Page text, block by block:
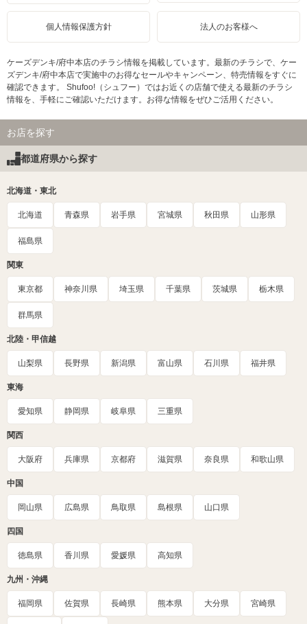
個人情報保護方針 法人のお客様へ
ケーズデンキ/府中本店のチラシ情報を掲載しています。最新のチラシで、ケー
ズデンキ/府中本店で実施中のお得なセールやキャンペーン、特売情報をすぐに
確認できます。 Shufoo!（シュフー）ではお近くの店舗で使える最新のチラシ
情報を、手軽にご確認いただけます。お得な情報をぜひご活用ください。
お店を探す
都道府県から探す
北海道・東北
北海道 青森県 岩手県 宮城県 秋田県 山形県
福島県
関東
東京都 神奈川県 埼玉県 千葉県 茨城県 栃木県
群馬県
北陸・甲信越
山梨県 長野県 新潟県 富山県 石川県 福井県
東海
愛知県 静岡県 岐阜県 三重県
関西
大阪府 兵庫県 京都府 滋賀県 奈良県 和歌山県
中国
岡山県 広島県 鳥取県 島根県 山口県
四国
徳島県 香川県 愛媛県 高知県
九州・沖縄
福岡県 佐賀県 長崎県 熊本県 大分県 宮崎県